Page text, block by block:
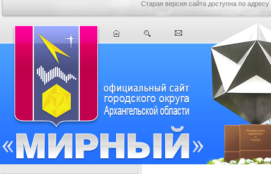
Старая версия сайта доступна по адресу